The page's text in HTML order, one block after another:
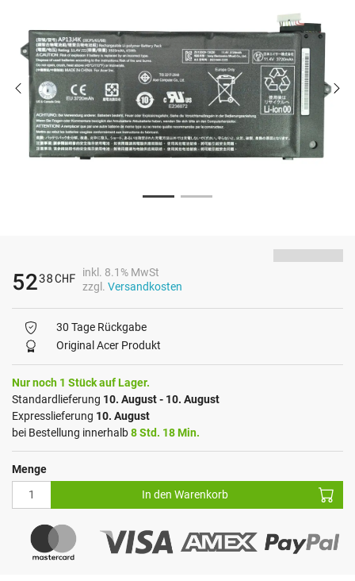
5238CHF
inkl. 8.1% MwSt
zzgl. Versandkosten
30 Tage Rückgabe
Original Acer Produkt
Nur noch 1 Stück auf Lager.
Standardlieferung 10. August - 10. August
Expresslieferung 10. August
bei Bestellung innerhalb8 Std. 18 Min.
Menge
In den Warenkorb